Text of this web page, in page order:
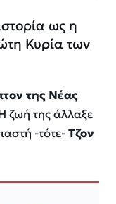
ως η
Κυρία των
της Νέας
ζωή της άλλαξε
-τότε-Τζον